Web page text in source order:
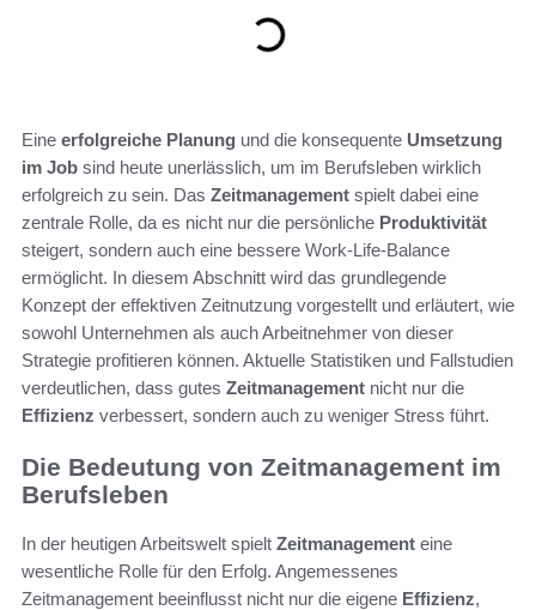
Eine erfolgreiche Planung und die konsequente Umsetzung
im Job sind heute unerlässlich, um im Berufsleben wirklich
erfolgreich zu sein. Das Zeitmanagement spielt dabei eine
zentrale Rolle, da es nicht nur die persönliche Produktivität
steigert, sondern auch eine bessere Work-Life-Balance
ermöglicht. In diesem Abschnitt wird das grundlegende
Konzept der effektiven Zeitnutzung vorgestellt und erläutert, wie
sowohl Unternehmen als auch Arbeitnehmer von dieser
Strategie profitieren können. Aktuelle Statistiken und Fallstudien
verdeutlichen, dass gutes Zeitmanagement nicht nur die
Effizienz verbessert, sondern auch zu weniger Stress führt.
Die Bedeutung von Zeitmanagement im
Berufsleben
In der heutigen Arbeitswelt spielt Zeitmanagement eine
wesentliche Rolle für den Erfolg. Angemessenes
Zeitmanagement beeinflusst nicht nur die eigene Effizienz,